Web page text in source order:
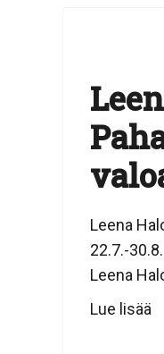
Leena
22.7.-
Leena
Lue lisää